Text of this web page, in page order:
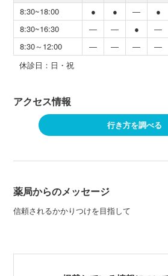
8:30~18:00
● ● ― ●
8:30~16:30
― ― ● ―
8:30～12:00
― ― ― ―
休診日：日・祝
アクセス情報
行き方を調べる
薬局からのメッセージ
信頼されるかかりつけを目指して